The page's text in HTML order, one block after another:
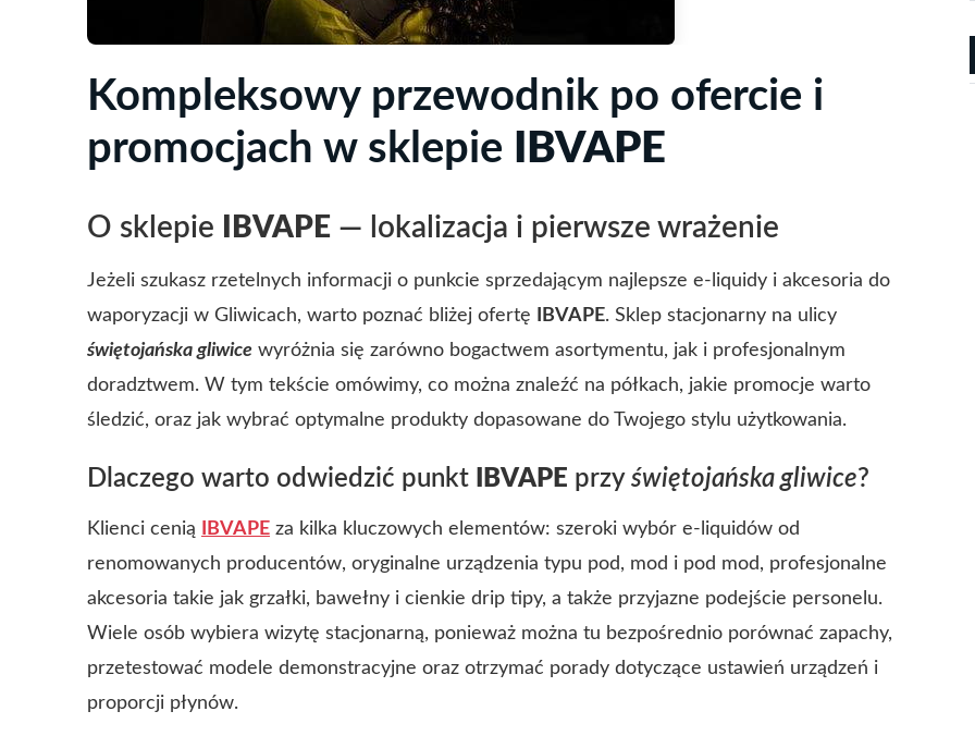
Kompleksowy przewodnik po ofercie i
promocjach w sklepie
IBVAPE
O sklepie IBVAPE — lokalizacja i pierwsze wrażenie
Jeżeli szukasz rzetelnych informacji o punkcie sprzedającym najlepsze e-liquidy i akcesoria do
waporyzacji w Gliwicach, warto poznać bliżej ofertę
IBVAPE. Sklep stacjonarny na ulicy
świętojańska gliwice wyróżnia się zarówno bogactwem asortymentu, jak i profesjonalnym
doradztwem. W tym tekście omówimy, co można znaleźć na półkach, jakie promocje warto
śledzić, oraz jak wybrać optymalne produkty dopasowane do Twojego stylu użytkowania.
Dlaczego warto odwiedzić punkt IBVAPE przy świętojańska gliwice?
Klienci cenią IBVAPE za kilka kluczowych elementów: szeroki wybór e-liquidów od
renomowanych producentów, oryginalne urządzenia typu pod, mod i pod mod, profesjonalne
akcesoria takie jak grzałki, bawełny i cienkie drip tipy, a także przyjazne podejście personelu.
Wiele osób wybiera wizytę stacjonarną, ponieważ można tu bezpośrednio porównać zapachy,
przetestować modele demonstracyjne oraz otrzymać porady dotyczące ustawień urządzeń i
proporcji płynów.